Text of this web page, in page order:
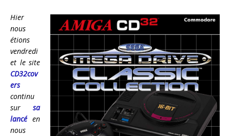
Hier
nous
étions
vendredi
et le site
CD32cov
ers
continu
sur sa
lancéen
nous